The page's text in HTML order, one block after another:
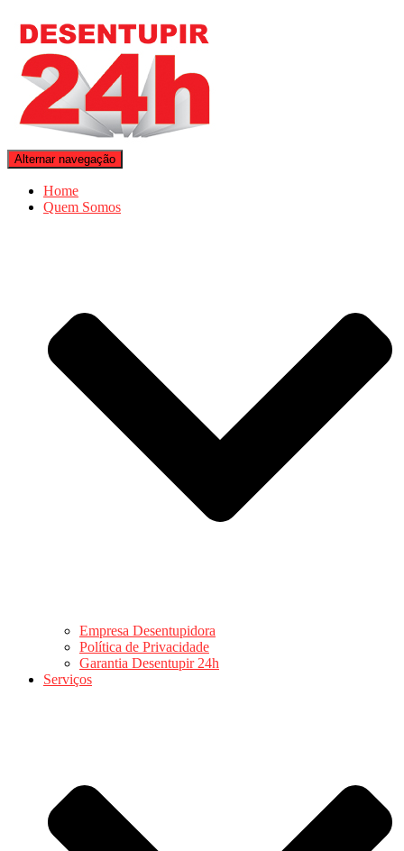
Alternar navegação
Home
Quem Somos
Empresa Desentupidora
Política de Privacidade
Garantia Desentupir 24h
Serviços